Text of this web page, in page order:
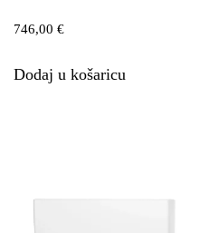
746,00 €
Dodaj u košaricu